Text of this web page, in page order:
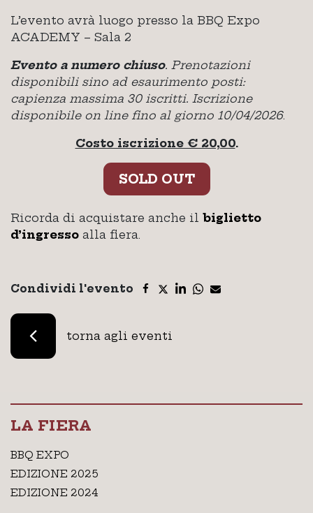
L’evento avrà luogo presso la BBQ Expo
ACADEMY – Sala 2
Evento a numero chiuso. Prenotazioni
disponibili sino ad esaurimento posti:
capienza massima 30 iscritti. Iscrizione
disponibile on line fino al giorno 10/04/2026.
Costo iscrizione € 20,00.
SOLD OUT
Ricorda di acquistare anche il biglietto
d’ingresso alla fiera.
Condividi l'evento
torna agli eventi
LA FIERA
BBQ EXPO
EDIZIONE 2025
EDIZIONE 2024